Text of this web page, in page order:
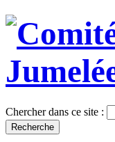
Chercher dans ce site :